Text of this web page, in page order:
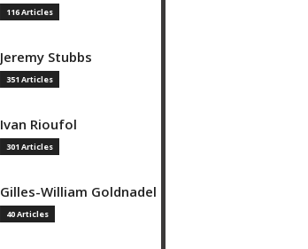
116 Articles
Jeremy Stubbs
351 Articles
Ivan Rioufol
301 Articles
Gilles-William Goldnadel
40 Articles